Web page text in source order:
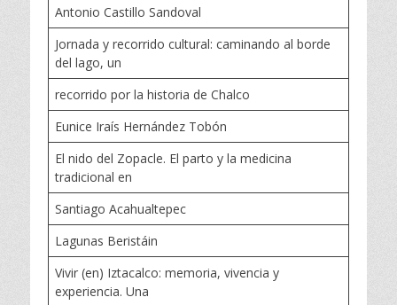
Antonio Castillo Sandoval
Jornada y recorrido cultural: caminando al borde
del lago, un
recorrido por la historia de Chalco
Eunice Iraís Hernández Tobón
El nido del Zopacle. El parto y la medicina
tradicional en
Santiago Acahualtepec
Lagunas Beristáin
Vivir (en) Iztacalco: memoria, vivencia y
experiencia. Una